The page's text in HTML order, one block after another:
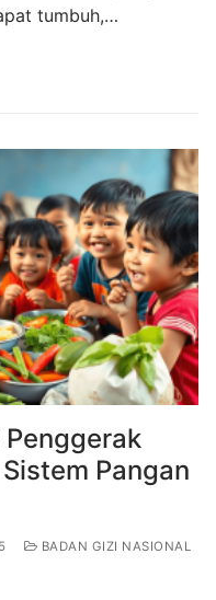
tumbuh,…
Penggerak
Pangan
BADAN GIZI NASIONAL